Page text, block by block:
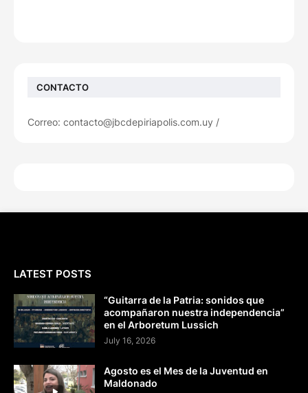
CONTACTO
Correo: contacto@jbcdepiriapolis.com.uy /
LATEST POSTS
“Guitarra de la Patria: sonidos que
acompañaron nuestra independencia”
en el Arboretum Lussich
July 16, 2026
Agosto es el Mes de la Juventud en
Maldonado